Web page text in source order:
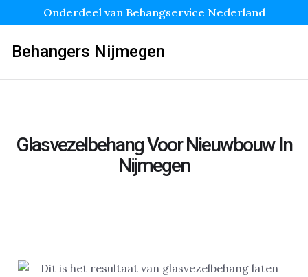
Onderdeel van Behangservice Nederland
Behangers Nijmegen
Glasvezelbehang Voor Nieuwbouw In
Nijmegen